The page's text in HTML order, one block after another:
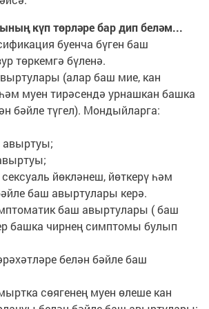
күп төрләре бар дип беләм...
буенча бүген баш
төркемгә бүленә.
(алар баш мие, кан
муен тирәсендә урнашкан башка
бәйле түгел). Мондыйларга:
авыртуы;
йөкләнеш, йөткерү һәм
баш авыртулары керә.
баш авыртулары ( баш
башка чирнең симптомы булып
белән бәйле баш
сөягенең муен өлеше кан